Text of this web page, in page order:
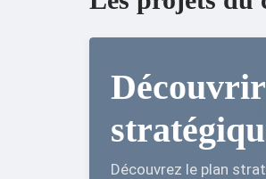
Découvrez le plan